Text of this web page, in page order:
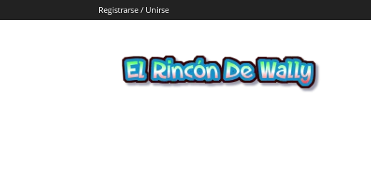
Registrarse / Unirse
Rincon
de